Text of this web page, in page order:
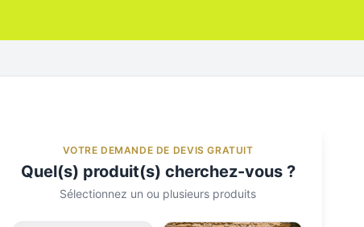
VOTRE DEMANDE DE DEVIS GRATUIT
Quel(s) produit(s) cherchez-vous ?
Sélectionnez un ou plusieurs produits